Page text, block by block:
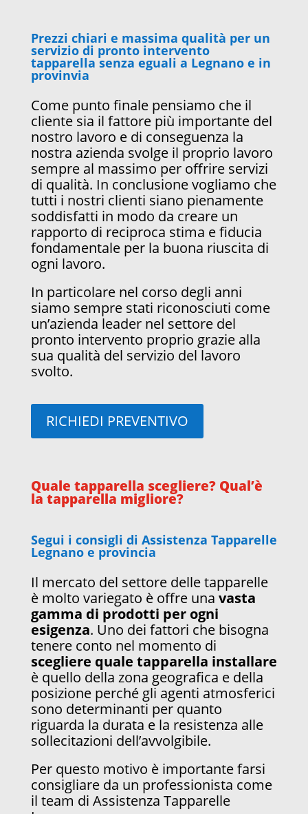
Prezzi chiari e massima qualità per un
servizio di pronto intervento
tapparella senza eguali a Legnano e in
provinvia
Come punto finale pensiamo che il
cliente sia il fattore più importante del
nostro lavoro e di conseguenza la
nostra azienda svolge il proprio lavoro
sempre al massimo per offrire servizi
di qualità. In conclusione vogliamo che
tutti i nostri clienti siano pienamente
soddisfatti in modo da creare un
rapporto di reciproca stima e fiducia
fondamentale per la buona riuscita di
ogni lavoro.
In particolare nel corso degli anni
siamo sempre stati riconosciuti come
un’azienda leader nel settore del
pronto intervento proprio grazie alla
sua qualità del servizio del lavoro
svolto.
RICHIEDI PREVENTIVO
Quale tapparella scegliere? Qual’è
la tapparella migliore?
Segui i consigli di Assistenza Tapparelle
Legnano e provincia
Il mercato del settore delle tapparelle
è molto variegato è offre una vasta
gamma di prodotti per ogni
esigenza. Uno dei fattori che bisogna
tenere conto nel momento di
scegliere quale tapparella installare
è quello della zona geografica e della
posizione perché gli agenti atmosferici
sono determinanti per quanto
riguarda la durata e la resistenza alle
sollecitazioni dell’avvolgibile.
Per questo motivo è importante farsi
consigliare da un professionista come
il team di Assistenza Tapparelle